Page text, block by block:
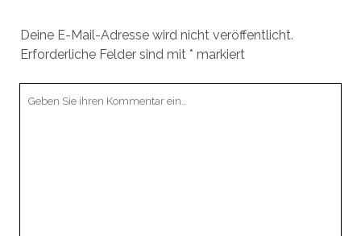
Deine E-Mail-Adresse wird nicht veröffentlicht.
Erforderliche Felder sind mit * markiert